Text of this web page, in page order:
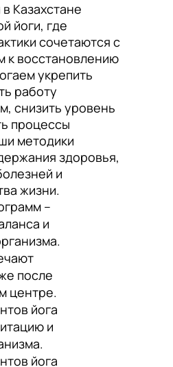
Казахстане
йоги, где
сочетаются с
к восстановлению
укрепить
работу
снизить уровень
процессы
методики
здоровья,
и
жизни.
–
и
после
центре.
йога
и
йога